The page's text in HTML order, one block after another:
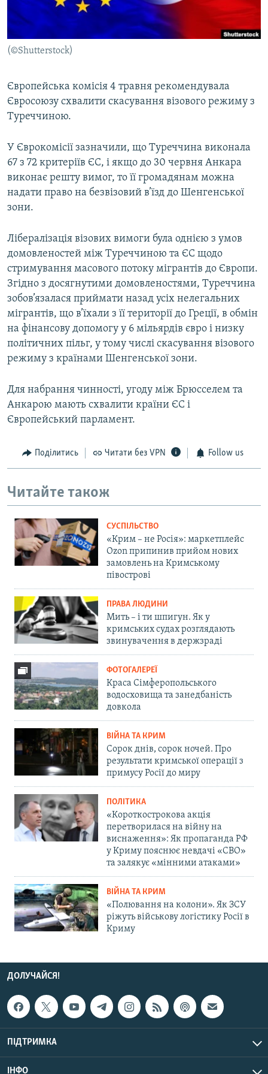
ВІДЕОУРОКИ «ELIFBE»
СВІДЧЕННЯ ОКУПАЦІЇ
УКРАЇНСЬКА ПРОБЛЕМА КРИМУ
Русский
Qırımtatar
(©Shutterstock)
Європейська комісія 4 травня рекомендувала
Євросоюзу схвалити скасування візового режиму з
Туреччиною.
У Єврокомісії зазначили, що Туреччина виконала
67 з 72 критеріїв ЄС, і якщо до 30 червня Анкара
виконає решту вимог, то її громадянам можна
надати право на безвізовий в’їзд до Шенгенської
зони.
Лібералізація візових вимоги була однією з умов
домовленостей між Туреччиною та ЄС щодо
стримування масового потоку мігрантів до Європи.
Згідно з досягнутими домовленостями, Туреччина
зобов’язалася приймати назад усіх нелегальних
мігрантів, що в’їхали з її території до Греції, в обмін
на фінансову допомогу у 6 мільярдів євро і низку
політичних пільг, у тому числі скасування візового
режиму з країнами Шенгенської зони.
Для набрання чинності, угоду між Брюсселем та
Анкарою мають схвалити країни ЄС і
Європейський парламент.
Поділитись Читати без VPN Follow us
Читайте також
СУСПІЛЬСТВО
«Крим – не Росія»: маркетплейс
Ozon припинив прийом нових
замовлень на Кримському
півострові
ПРАВА ЛЮДИНИ
Мить – і ти шпигун. Як у
кримських судах розглядають
звинувачення в держзраді
ФОТОГАЛЕРЕЇ
Краса Сімферопольського
водосховища та занедбаність
довкола
ВІЙНА ТА КРИМ
Сорок днів, сорок ночей. Про
результати кримської операції з
примусу Росії до миру
ПОЛІТИКА
«Короткострокова акція
перетворилася на війну на
виснаження»: Як пропаганда РФ
у Криму пояснює невдачі «СВО»
та залякує «мінними атаками»
ВІЙНА ТА КРИМ
«Полювання на колони». Як ЗСУ
ріжуть військову логістику Росії в
Криму
ДОЛУЧАЙСЯ!
ПІДТРИМКА
ІНФО